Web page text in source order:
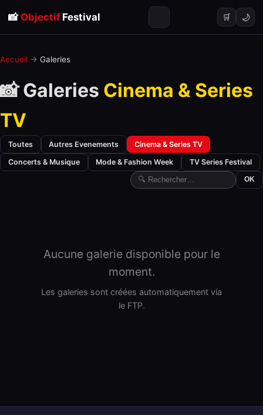
📸 ObjectifFestival 🛒 🌙
Accueil → Galeries
📸 Galeries Cinema & Series
TV
Toutes Autres Evenements Cinema & Series TV
Concerts & Musique Mode & Fashion Week TV Series Festival
OK
Aucune galerie disponible pour le
moment.
Les galeries sont créées automatiquement via
le FTP.